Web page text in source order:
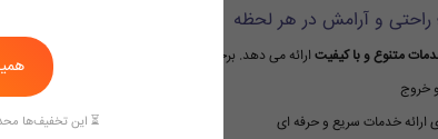
و آرامش در هر لحظه
متنوع و با کیفیت ارائه می دهد. برخی از مهم ترین این خدمات عبارتند از:
خروج
ارائه خدمات سریع و حرفه ای
⏳ این تخفیف‌ها